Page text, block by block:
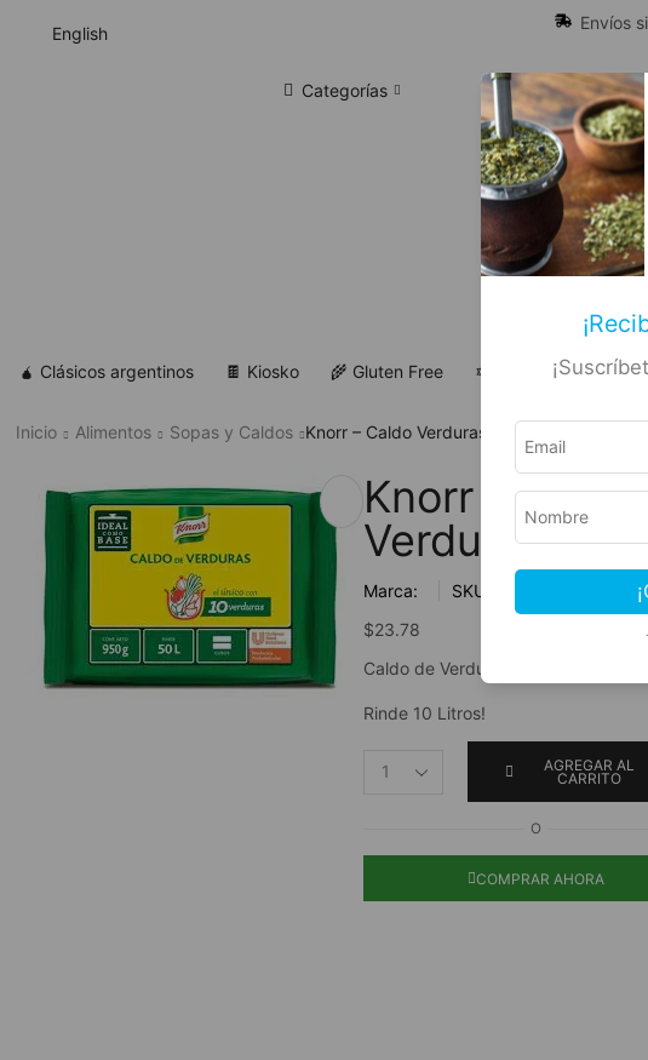
English
Envíos
Categorías 🔥
🧉 Clásicos argentinos 🍫 Kiosko 🌾 Gluten Free ✡ Koshers 📚
Inicio Alimentos Sopas y Caldos Knorr – Caldo Verduras 950gr
Knorr – Caldo
Verduras
Marca:
SKU:
$23.78
Caldo de Verduras KNORR 950 gr.
Rinde 10 Litros!
AGREGAR AL
CARRITO
O
COMPRAR AHORA